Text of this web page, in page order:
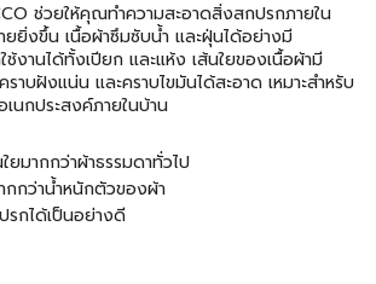
ช่วยให้คุณทำความสะอาดสิ่งสกปรกภายใน
ยิ่งขึ้น เนื้อผ้าซึมซับน้ำ และฝุ่นได้อย่างมี
ช้งานได้ทั้งเปียก และแห้ง เส้นใยของเนื้อผ้ามี
ราบฝังแน่น และคราบไขมันได้สะอาด เหมาะสำหรับ
เนกประสงค์ภายในบ้าน
ยมากกว่าผ้าธรรมดาทั่วไป
กกว่าน้ำหนักตัวของผ้า
รกได้เป็นอย่างดี